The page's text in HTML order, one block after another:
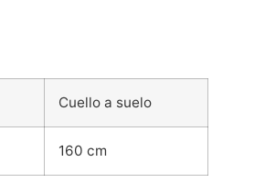
Cuello a suelo
160 cm